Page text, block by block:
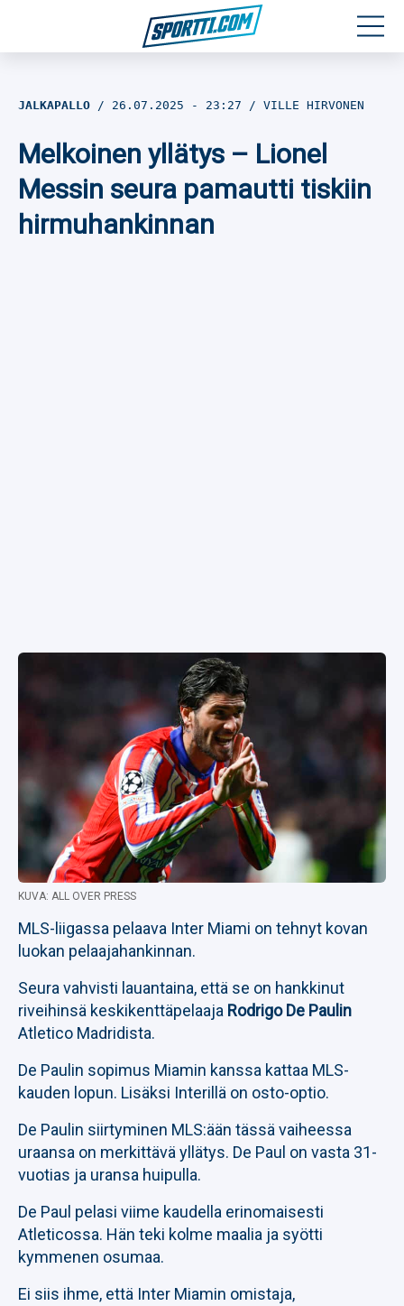
Jalkapallo
Yleisurheilu
JALKAPALLO 26.07.2025 - 23:27 VILLE HIRVONEN
Melkoinen yllätys – Lionel
Messin seura pamautti tiskiin
hirmuhankinnan
KUVA: ALL OVER PRESS
MLS-liigassa pelaava Inter Miami on tehnyt kovan
luokan pelaajahankinnan.
Seura vahvisti lauantaina, että se on hankkinut
riveihinsä keskikenttäpelaaja Rodrigo De Paulin
Atletico Madridista.
De Paulin sopimus Miamin kanssa kattaa MLS-
kauden lopun. Lisäksi Interillä on osto-optio.
De Paulin siirtyminen MLS:ään tässä vaiheessa
uraansa on merkittävä yllätys. De Paul on vasta 31-
vuotias ja uransa huipulla.
De Paul pelasi viime kaudella erinomaisesti
Atleticossa. Hän teki kolme maalia ja syötti
kymmenen osumaa.
Ei siis ihme, että Inter Miamin omistaja,